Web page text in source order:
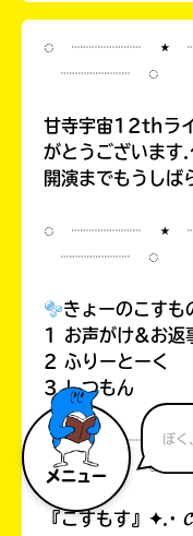
メニュー
ぼく
◌ ┈┈┈┈ ⋆
┈┈┈┈ ◌
甘寺宇宙12thラ
がとうございます
開演までもうしば
◌ ┈┈┈┈ ⋆
┈┈┈┈ ◌
きょーのこすも
1 お声がけ&お返
2 ふりーとーく
3 しつもん
◌ ┈┈┈┈ ⋆
┈┈┈┈ ◌
『こすもす』✦.·